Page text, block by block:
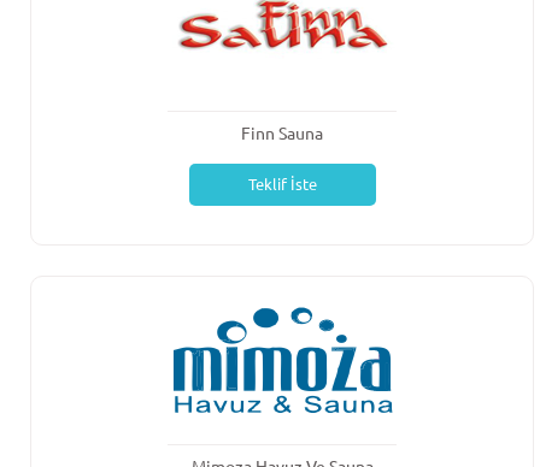
Finn Sauna
Teklif İste